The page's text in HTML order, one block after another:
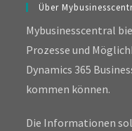
Über
Mybusinesscentral
Prozesse und
Dynamics 365
kommen können.
Die Informationen